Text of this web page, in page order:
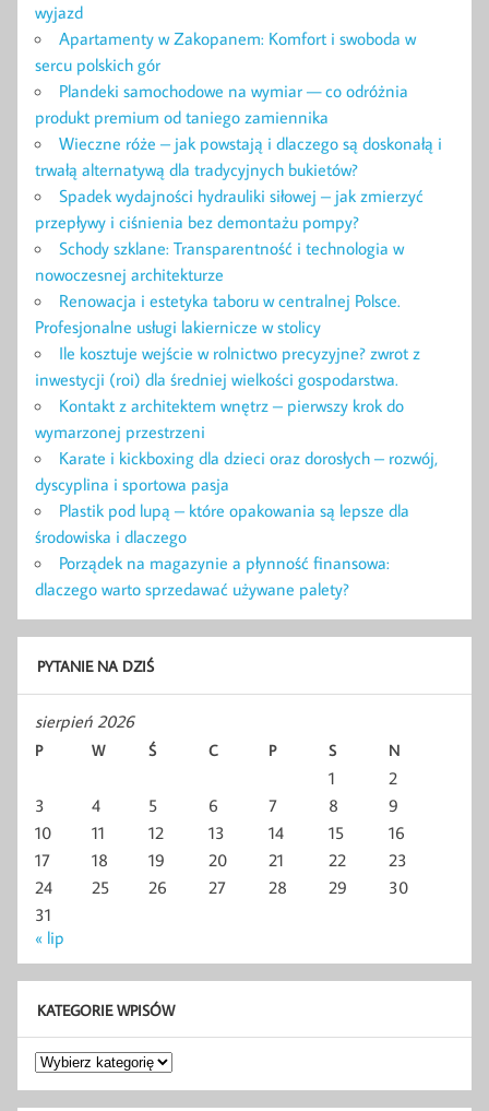
wyjazd
Apartamenty w Zakopanem: Komfort i swoboda w
sercu polskich gór
Plandeki samochodowe na wymiar — co odróżnia
produkt premium od taniego zamiennika
Wieczne róże – jak powstają i dlaczego są doskonałą i
trwałą alternatywą dla tradycyjnych bukietów?
Spadek wydajności hydrauliki siłowej – jak zmierzyć
przepływy i ciśnienia bez demontażu pompy?
Schody szklane: Transparentność i technologia w
nowoczesnej architekturze
Renowacja i estetyka taboru w centralnej Polsce.
Profesjonalne usługi lakiernicze w stolicy
Ile kosztuje wejście w rolnictwo precyzyjne? zwrot z
inwestycji (roi) dla średniej wielkości gospodarstwa.
Kontakt z architektem wnętrz – pierwszy krok do
wymarzonej przestrzeni
Karate i kickboxing dla dzieci oraz dorosłych – rozwój,
dyscyplina i sportowa pasja
Plastik pod lupą – które opakowania są lepsze dla
środowiska i dlaczego
Porządek na magazynie a płynność finansowa:
dlaczego warto sprzedawać używane palety?
PYTANIE NA DZIŚ
sierpień 2026
P W Ś C P S N
1
2
3
4 5 6 7 8
9
10
11 12 13 14 15
16
17
18 19 20 21 22
23
24
25 26 27 28 29
30
31
« lip
KATEGORIE WPISÓW
Kategorie
wpisów